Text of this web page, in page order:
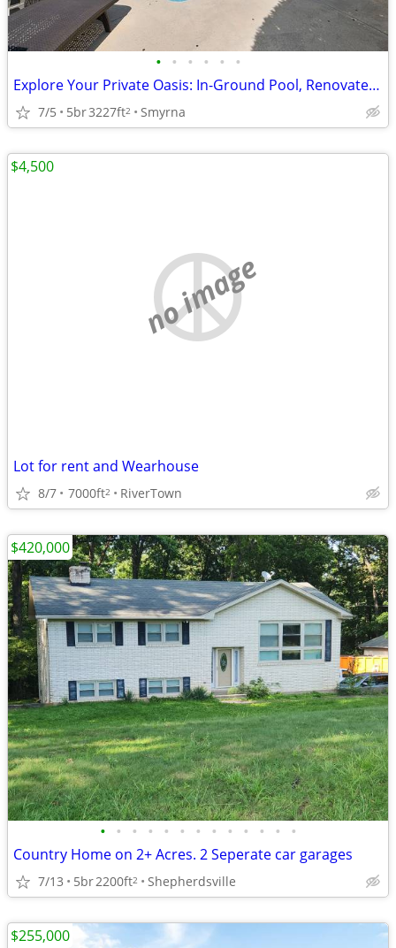
• • • • • •
Explore Your Private Oasis: In-Ground Pool, Renovated Kitchen, No HOA!
7/5 5br3227ft2 Smyrna
no image
Lot for rent and Wearhouse
8/7 7000ft2 RiverTown
$4,500
• • • • • • • • • • • • •
Country Home on 2+ Acres. 2 Seperate car garages
7/13 5br2200ft2 Shepherdsville
$420,000
$255,000